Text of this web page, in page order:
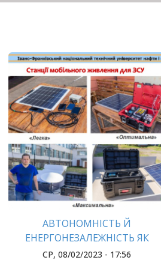
АВТОНОМНІСТЬ Й
ЕНЕРГОНЕЗАЛЕЖНІСТЬ ЯК
НЕОБХІДНІСТЬ
СР, 08/02/2023 - 17:56